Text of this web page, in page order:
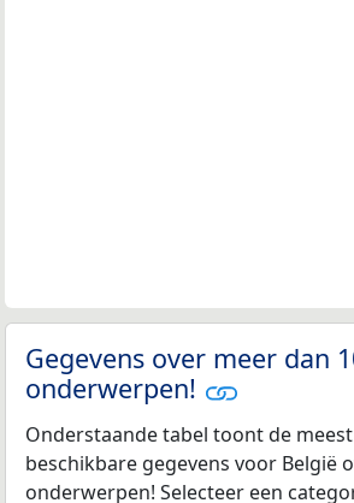
Gegevens over meer dan
onderwerpen!
Onderstaande tabel toont de
beschikbare gegevens voor België
onderwerpen! Selecteer een